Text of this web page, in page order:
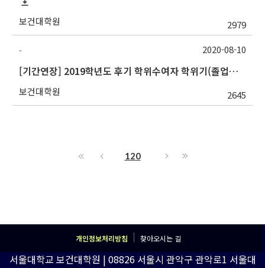
보건대학원 2979
-
[기간연장] 2019학년도 후기 학위수여자 학위기(졸업증서) 배부 안내
보건대학원 2645
2020-08-10
120
개인정보처리방침 찾아오시는 길
서울대학교 보건대학원 | 08826 서울시 관악구 관악로1 서울대